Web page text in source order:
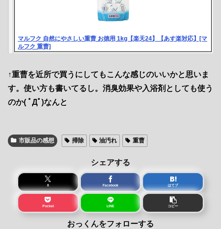
マルフク 自然にやさしい重曹 お徳用 1kg【楽天24】【あす楽対応】[マ
ルフク 重曹]
↑重曹を近所で買うにしてもこんな感じのいいかと思いま
す。使い方も書いてるし。消臭効果や入浴剤としても使う
のか( ﾟДﾟ)なんと
市販品の感想 掃除 油汚れ 重曹
シェアする
X Facebook はてブ
Pocket LINE コピー
おっくんをフォローする